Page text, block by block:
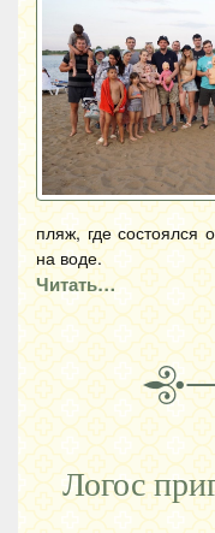
пляж, где состоялся
на воде.
Читать…
Логос